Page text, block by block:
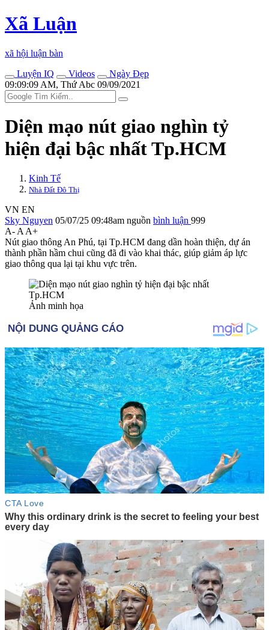
Xã Luận
xã hội luận bàn
Luyện IQ
Videos
Ngày Đẹp
09:09:09 AM, Thứ Abc 09/09/2021
Diện mạo nút giao nghìn tỷ
hiện đại bậc nhất Tp.HCM
Kinh Tế
Nhà Đất Đô Thị
VN EN
Sky Nguyen 05/07/25 09:48am nguồn bình luận 999
A- A A+
Nút giao thông An Phú, tại Tp.HCM đang dần hoàn thiện, dự án
thành phần hầm chui cũng đã đi vào khai thác, giúp giảm áp lực
giao thông qua lại tại khu vực trên.
Ảnh minh họa